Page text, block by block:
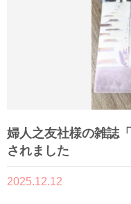
婦人之友社様の雑誌
されました
2025.12.12